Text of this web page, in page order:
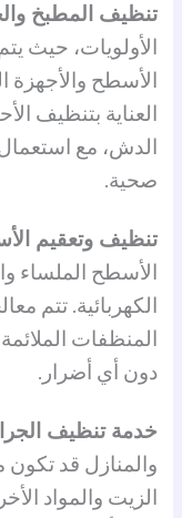
تنظيف المطبخ
الأولويات، حيث
الأسطح والأجهزة
العناية بتنظيف
الدش، مع
صحية.
تنظيف وتعقيم
الأسطح الملساء
الكهربائية. تتم
المنظفات
دون أي أضرار.
خدمة تنظيف
والمنازل قد تكون
الزيت والمواد